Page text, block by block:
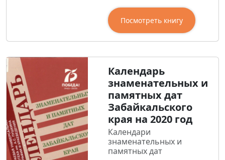
Посмотреть книгу
Календарь
знаменательных и
памятных дат
Забайкальского
края на 2020 год
Календари
знаменательных и
памятных дат